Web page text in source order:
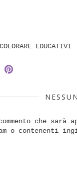
EDUCATIVI
che sarà
o contenenti